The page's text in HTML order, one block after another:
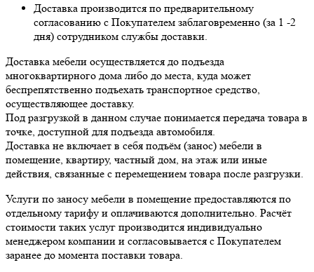
Доставка производится по предварительному
согласованию с Покупателем заблаговременно (за 1 -2
дня) сотрудником службы доставки.
Доставка мебели осуществляется до подъезда
многоквартирного дома либо до места, куда может
беспрепятственно подъехать транспортное средство,
осуществляющее доставку.
Под разгрузкой в данном случае понимается передача товара в
точке, доступной для подъезда автомобиля.
Доставка не включает в себя подъём (занос) мебели в
помещение, квартиру, частный дом, на этаж или иные
действия, связанные с перемещением товара после разгрузки.
Услуги по заносу мебели в помещение предоставляются по
отдельному тарифу и оплачиваются дополнительно. Расчёт
стоимости таких услуг производится индивидуально
менеджером компании и согласовывается с Покупателем
заранее до момента поставки товара.